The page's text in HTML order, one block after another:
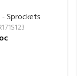
Sprockets